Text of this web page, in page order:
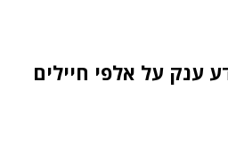
ענק על אלפי חיילים